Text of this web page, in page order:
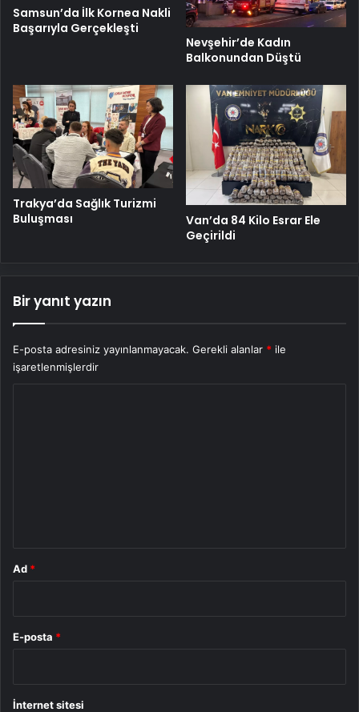
Samsun’da İlk Kornea Nakli
Başarıyla Gerçekleşti
Nevşehir’de Kadın
Balkonundan Düştü
Trakya’da Sağlık Turizmi
Buluşması
Van’da 84 Kilo Esrar Ele
Geçirildi
Bir yanıt yazın
E-posta adresiniz yayınlanmayacak. Gerekli alanlar * ile
işaretlenmişlerdir
Ad *
E-posta *
İnternet sitesi